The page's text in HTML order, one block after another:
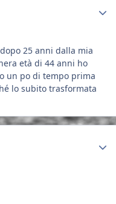
25 anni dalla mia
età di 44 anni ho
un po di tempo prima
lo subito trasformata